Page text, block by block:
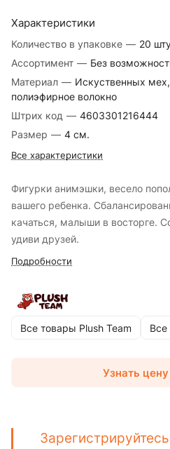
Характеристики
Количество в упаковке — 20
Ассортимент — Без
Материал — Искуственных
полиэфирное волокно
Штрих код — 4603301216444
Размер — 4 см.
Все характеристики
Фигурки анимэшки, весело
вашего ребенка.
качаться, малыши в восторге.
удиви друзей.
Подробности
Все товары Plush Team Все
Узнать цену
Зарегистрируйтесь